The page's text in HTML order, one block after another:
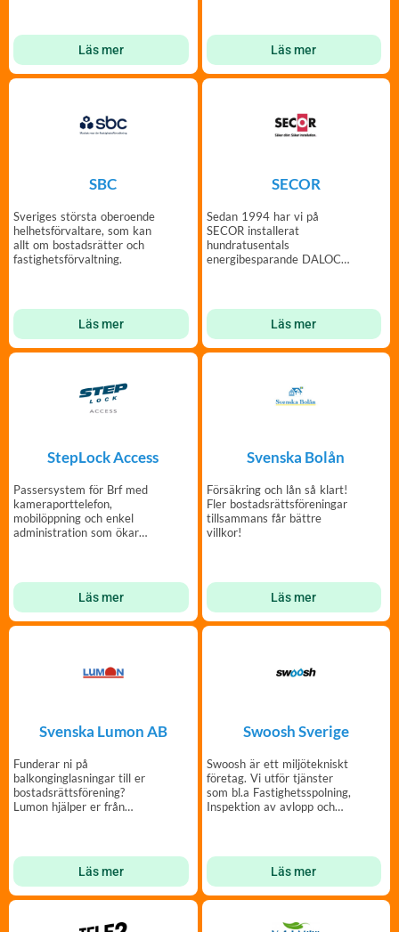
Läs mer Läs mer
SBC
Sveriges största oberoende
helhetsförvaltare, som kan
allt om bostadsrätter och
fastighetsförvaltning.
Läs mer
SECOR
Sedan 1994 har vi på
SECOR installerat
hundratusentals
energibesparande DALOC
Läs mer
StepLock Access
Passersystem för Brf med
kameraporttelefon,
mobilöppning och enkel
administration som ökar
Läs mer
Svenska Bolån
Försäkring och lån så klart!
Fler bostadsrättsföreningar
tillsammans får bättre
villkor!
Läs mer
Svenska Lumon AB
Funderar ni på
balkonginglasningar till er
bostadsrättsförening?
Lumon hjälper er från
Läs mer
Swoosh Sverige
Swoosh är ett miljötekniskt
företag. Vi utför tjänster
som bl.a Fastighetsspolning,
Inspektion av avlopp och
Läs mer